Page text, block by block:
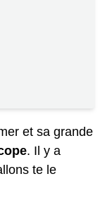
et sa grande
. Il y a
te le